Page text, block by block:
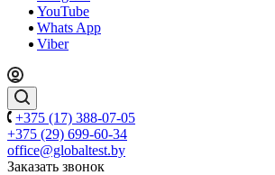
YouTube
Whats App
Viber
+375 (17) 388-07-05
+375 (29) 699-60-34
office@globaltest.by
Заказать звонок